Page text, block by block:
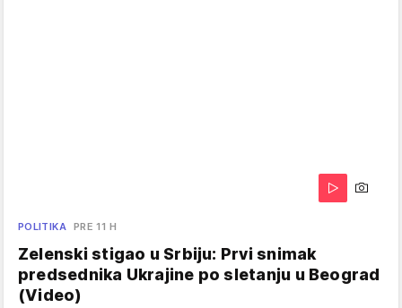
POLITIKA PRE 11 H
Zelenski stigao u Srbiju: Prvi snimak
predsednika Ukrajine po sletanju u Beograd
(Video)